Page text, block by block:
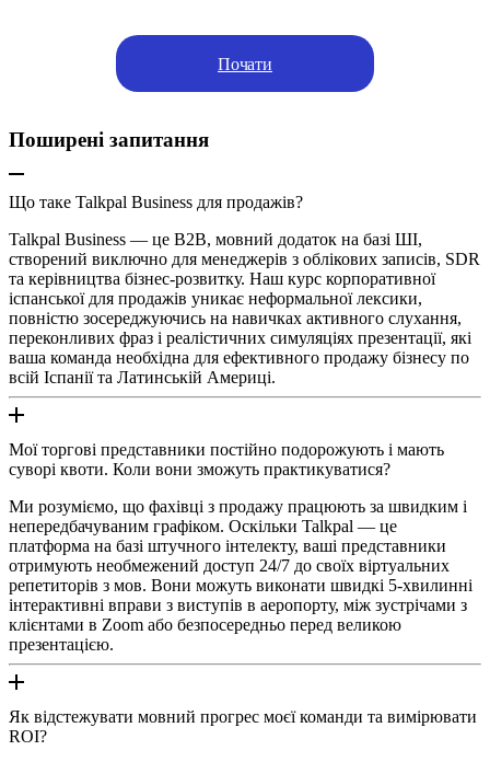
Почати
Поширені запитання
Що таке Talkpal Business для продажів?
Talkpal Business — це B2B, мовний додаток на базі ШІ,
створений виключно для менеджерів з облікових записів, SDR
та керівництва бізнес-розвитку. Наш курс корпоративної
іспанської для продажів уникає неформальної лексики,
повністю зосереджуючись на навичках активного слухання,
переконливих фраз і реалістичних симуляціях презентації, які
ваша команда необхідна для ефективного продажу бізнесу по
всій Іспанії та Латинській Америці.
Мої торгові представники постійно подорожують і мають
суворі квоти. Коли вони зможуть практикуватися?
Ми розуміємо, що фахівці з продажу працюють за швидким і
непередбачуваним графіком. Оскільки Talkpal — це
платформа на базі штучного інтелекту, ваші представники
отримують необмежений доступ 24/7 до своїх віртуальних
репетиторів з мов. Вони можуть виконати швидкі 5-хвилинні
інтерактивні вправи з виступів в аеропорту, між зустрічами з
клієнтами в Zoom або безпосередньо перед великою
презентацією.
Як відстежувати мовний прогрес моєї команди та вимірювати
ROI?